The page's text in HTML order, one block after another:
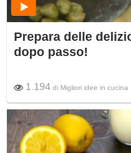
Prepara delle
dopo passo!
1.194 di Migliori idee in cucina